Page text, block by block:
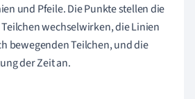
und Pfeile. Die Punkte stellen die
wechselwirken, die Linien
bewegenden Teilchen, und die
der Zeit an.